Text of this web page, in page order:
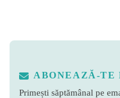
ABONEAZĂ-TE
Primești săptămânal pe